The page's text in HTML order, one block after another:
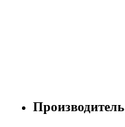
Производитель